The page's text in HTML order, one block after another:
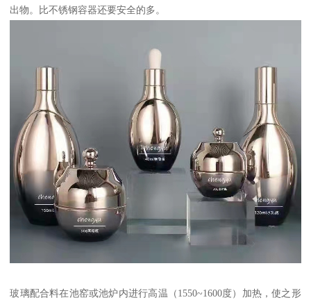
出物。比不锈钢容器还要安全的多。
玻璃配合料在池窑或池炉内进行高温（1550~1600度）加热，使之形